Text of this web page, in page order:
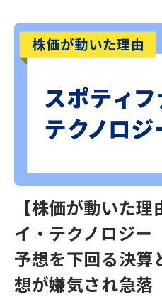
【株価が動いた
イ・テクノロジ
予想を下回る決算
想が嫌気され急落